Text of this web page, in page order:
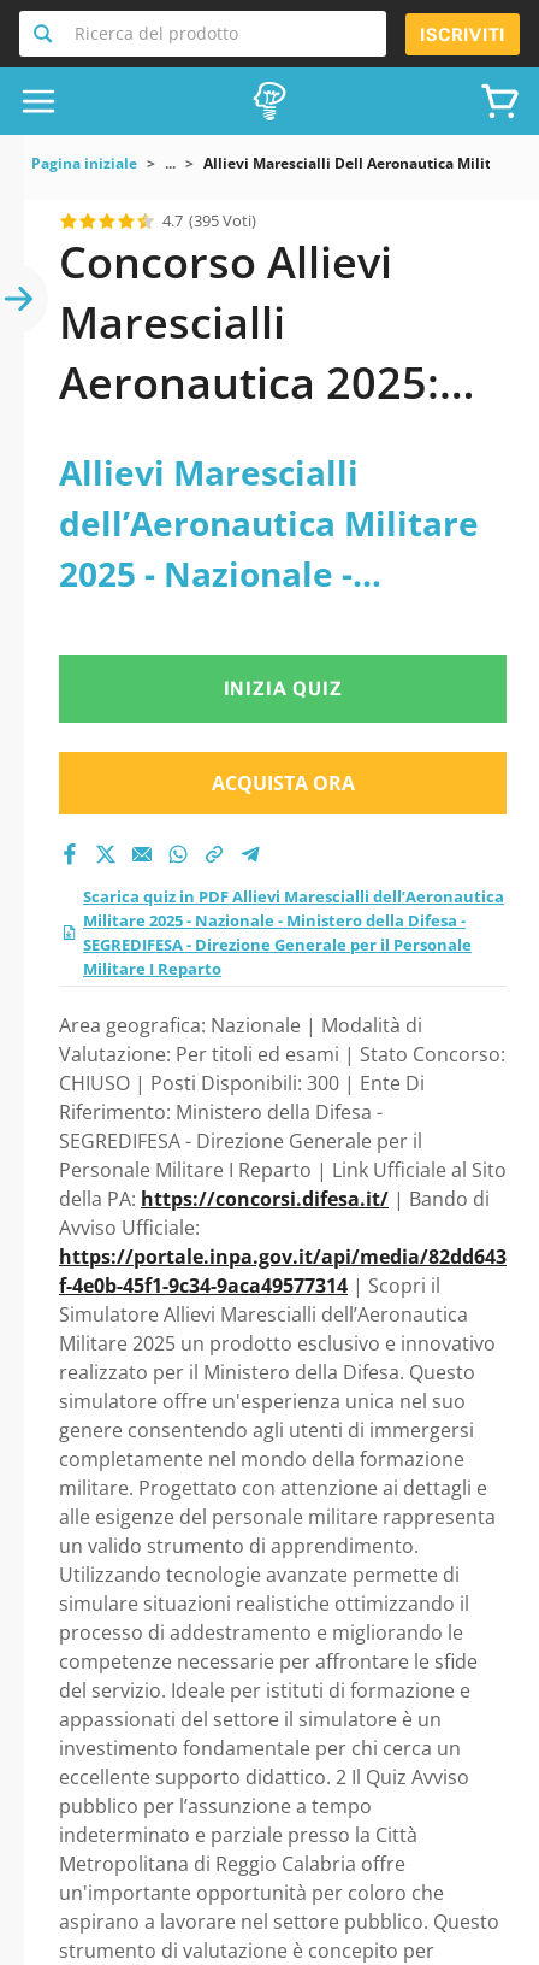
Ricerca del prodotto ISCRIVITI
Pagina iniziale ... Allievi Marescialli Dell Aeronautica Militare
4.7 (395 Voti)
Concorso Allievi
Marescialli
Aeronautica 2025:
Allievi Marescialli
dell’Aeronautica Militare
2025 - Nazionale -
SEGREDIFESA - Direzione
Generale per il Personale
Militare I Reparto
INIZIA QUIZ
ACQUISTA ORA
Scarica quiz in PDF Allievi Marescialli dell’Aeronautica
Militare 2025 - Nazionale - Ministero della Difesa -
SEGREDIFESA - Direzione Generale per il Personale
Militare I Reparto
Area geografica: Nazionale | Modalità di
Valutazione: Per titoli ed esami | Stato Concorso:
CHIUSO | Posti Disponibili: 300 | Ente Di
Riferimento: Ministero della Difesa -
SEGREDIFESA - Direzione Generale per il
Personale Militare I Reparto | Link Ufficiale al Sito
della PA: https://concorsi.difesa.it/ | Bando di
Avviso Ufficiale:
https://portale.inpa.gov.it/api/media/82dd643
f-4e0b-45f1-9c34-9aca49577314 | Scopri il
Simulatore Allievi Marescialli dell’Aeronautica
Militare 2025 un prodotto esclusivo e innovativo
realizzato per il Ministero della Difesa. Questo
simulatore offre un'esperienza unica nel suo
genere consentendo agli utenti di immergersi
completamente nel mondo della formazione
militare. Progettato con attenzione ai dettagli e
alle esigenze del personale militare rappresenta
un valido strumento di apprendimento.
Utilizzando tecnologie avanzate permette di
simulare situazioni realistiche ottimizzando il
processo di addestramento e migliorando le
competenze necessarie per affrontare le sfide
del servizio. Ideale per istituti di formazione e
appassionati del settore il simulatore è un
investimento fondamentale per chi cerca un
eccellente supporto didattico. 2 Il Quiz Avviso
pubblico per l’assunzione a tempo
indeterminato e parziale presso la Città
Metropolitana di Reggio Calabria offre
un'importante opportunità per coloro che
aspirano a lavorare nel settore pubblico. Questo
strumento di valutazione è concepito per